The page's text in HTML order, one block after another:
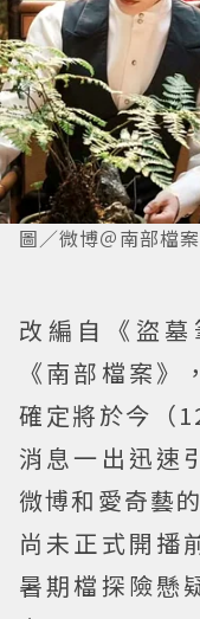
圖／微博＠南部檔
改編自《盜
《南部檔案》
確定將於今（
消息一出迅速
微博和愛奇藝
尚未正式開播
暑期檔探險懸